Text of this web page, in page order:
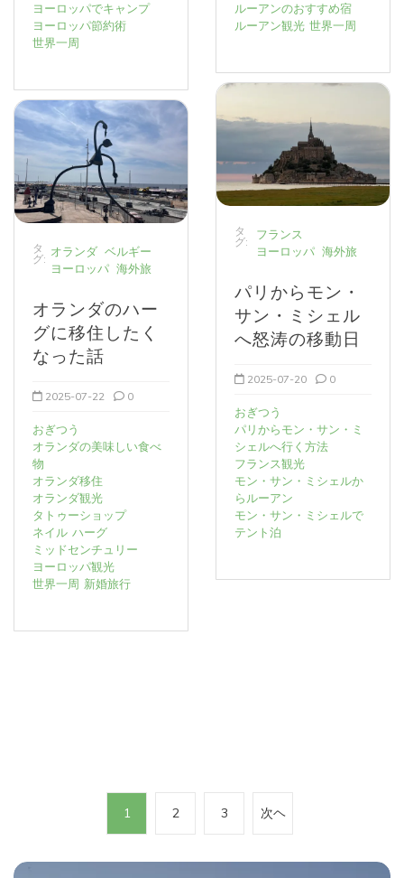
ヨーロッパでキャンプ
ヨーロッパ節約術
世界一周
タ
グ:
オランダ ベルギー
ヨーロッパ 海外旅
オランダのハー
グに移住したく
なった話
2025-07-22 0
おぎつう
オランダの美味しい食べ
物
オランダ移住
オランダ観光
タトゥーショップ
ネイル ハーグ
ミッドセンチュリー
ヨーロッパ観光
世界一周 新婚旅行
ルーアンのおすすめ宿
ルーアン観光 世界一周
タ
グ:
フランス
ヨーロッパ 海外旅
パリからモン・
サン・ミシェル
へ怒涛の移動日
2025-07-20 0
おぎつう
パリからモン・サン・ミ
シェルへ行く方法
フランス観光
モン・サン・ミシェルか
らルーアン
モン・サン・ミシェルで
テント泊
の
1 2 3 次ヘ